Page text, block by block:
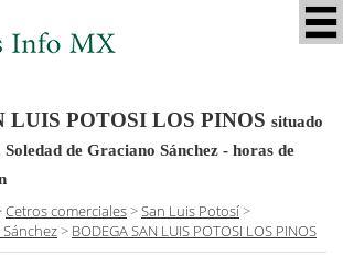
LUIS POTOSI LOS PINOS situado
de Graciano Sánchez - horas de
Cetros comerciales>San Luis Potosí>
> BODEGA SAN LUIS POTOSI LOS PINOS